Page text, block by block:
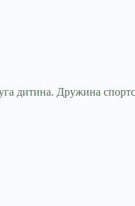
дитина. Дружина